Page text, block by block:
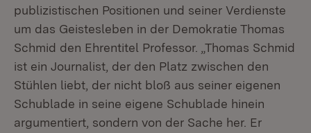
publizistischen Positionen und seiner Verdienste
um das Geistesleben in der Demokratie Thomas
Schmid den Ehrentitel Professor. „Thomas Schmid
ist ein Journalist, der den Platz zwischen den
Stühlen liebt, der nicht bloß aus seiner eigenen
Schublade in seine eigene Schublade hinein
argumentiert, sondern von der Sache her. Er